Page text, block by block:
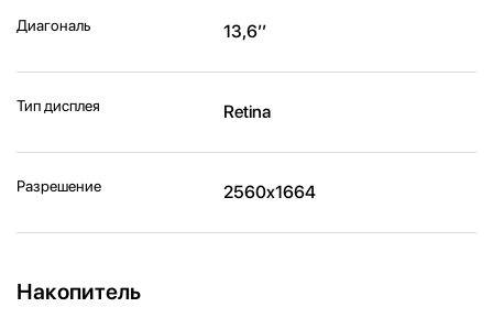
Диагональ 13,6’’
Тип дисплея Retina
Разрешение 2560x1664
Накопитель